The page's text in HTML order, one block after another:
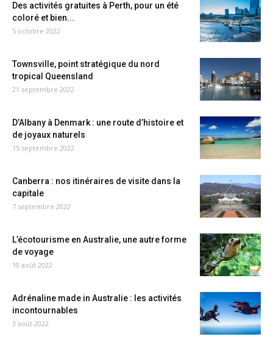
Des activités gratuites à Perth, pour un été
coloré et bien...
5 octobre 2022
Townsville, point stratégique du nord
tropical Queensland
21 septembre 2022
D’Albany à Denmark : une route d’histoire et
de joyaux naturels
15 septembre 2022
Canberra : nos itinéraires de visite dans la
capitale
7 septembre 2022
L’écotourisme en Australie, une autre forme
de voyage
10 août 2022
Adrénaline made in Australie : les activités
incontournables
3 août 2022